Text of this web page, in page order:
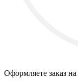
Оформляете заказ